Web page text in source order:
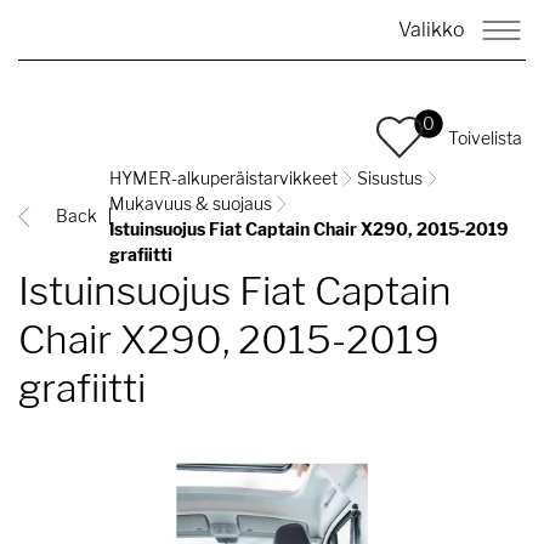
Valikko
0
Toivelista
Back
HYMER-alkuperäistarvikkeet
Sisustus
Mukavuus & suojaus
Istuinsuojus Fiat Captain Chair X290, 2015-2019
grafiitti
Istuinsuojus Fiat Captain
Chair X290, 2015-2019
grafiitti